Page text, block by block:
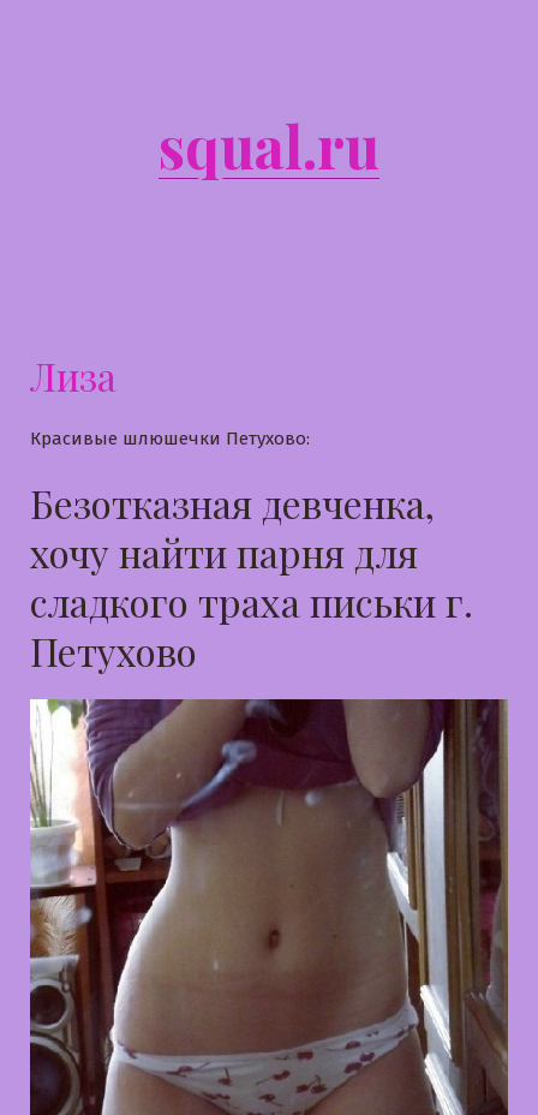
squal.ru
Лиза
Красивые шлюшечки Петухово:
Безотказная девченка,
хочу найти парня для
сладкого траха письки г.
Петухово